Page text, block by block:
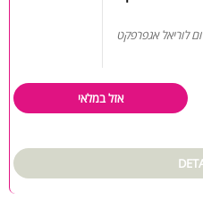
אגפרפקט
אזל במלאי